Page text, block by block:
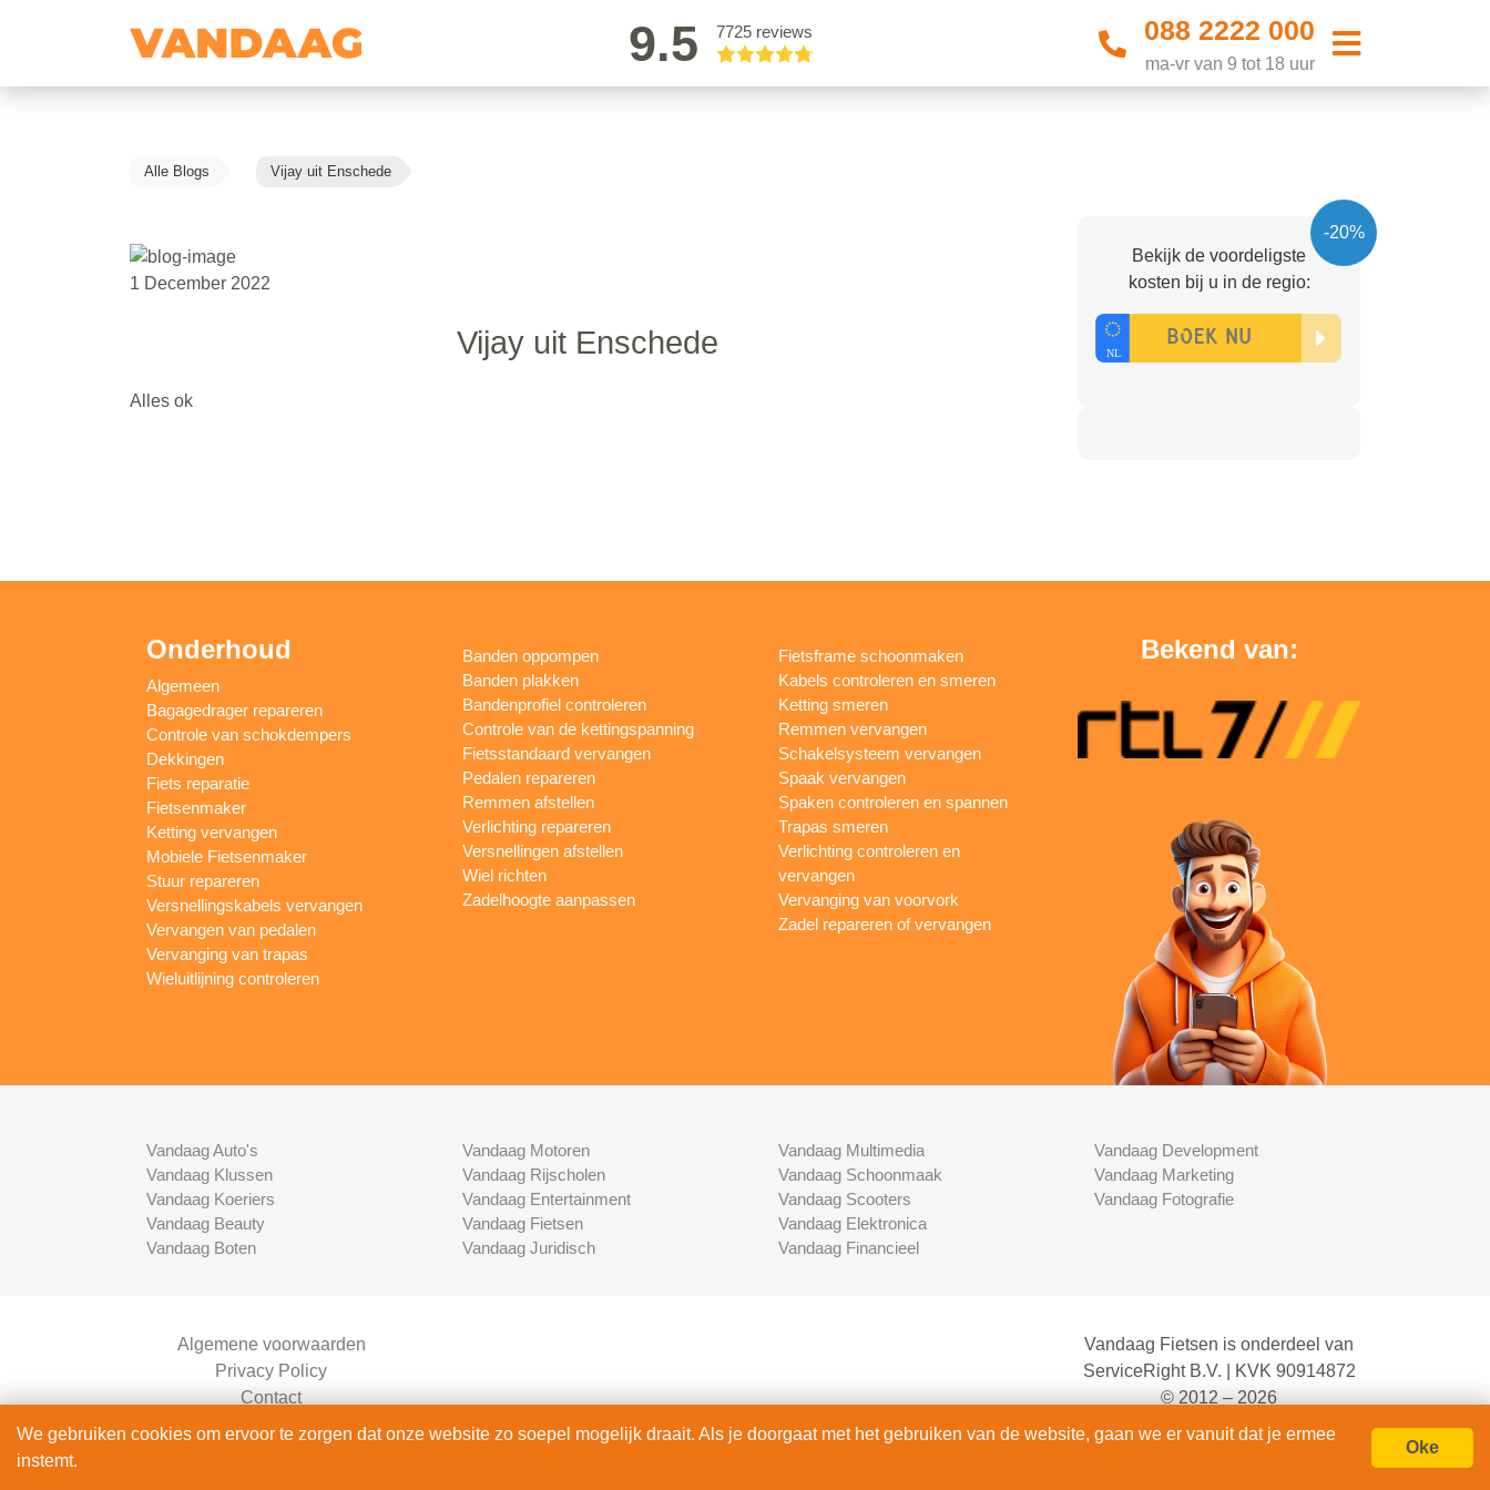
9.5 7725 reviews 088 2222 000
ma-vr van 9 tot 18 uur
Alle Blogs Vijay uit Enschede
1 December 2022
Vijay uit Enschede
Alles ok
-20%
Bekijk de voordeligste
kosten bij u in de regio:
Onderhoud
Algemeen
Bagagedrager repareren
Controle van schokdempers
Dekkingen
Fiets reparatie
Fietsenmaker
Ketting vervangen
Mobiele Fietsenmaker
Stuur repareren
Versnellingskabels vervangen
Vervangen van pedalen
Vervanging van trapas
Wieluitlijning controleren
Banden oppompen
Banden plakken
Bandenprofiel controleren
Controle van de kettingspanning
Fietsstandaard vervangen
Pedalen repareren
Remmen afstellen
Verlichting repareren
Versnellingen afstellen
Wiel richten
Zadelhoogte aanpassen
Fietsframe schoonmaken
Kabels controleren en smeren
Ketting smeren
Remmen vervangen
Schakelsysteem vervangen
Spaak vervangen
Spaken controleren en spannen
Trapas smeren
Verlichting controleren en
vervangen
Vervanging van voorvork
Zadel repareren of vervangen
Bekend van:
Vandaag Auto's
Vandaag Klussen
Vandaag Koeriers
Vandaag Beauty
Vandaag Boten
Vandaag Motoren
Vandaag Rijscholen
Vandaag Entertainment
Vandaag Fietsen
Vandaag Juridisch
Vandaag Multimedia
Vandaag Schoonmaak
Vandaag Scooters
Vandaag Elektronica
Vandaag Financieel
Vandaag Development
Vandaag Marketing
Vandaag Fotografie
Algemene voorwaarden
Privacy Policy
Contact
Bedrijven Inlog
Vandaag Fietsen is onderdeel van
ServiceRight B.V. | KVK 90914872
© 2012 – 2026
alle rechten voorbehouden.
We gebruiken cookies om ervoor te zorgen dat onze website zo soepel mogelijk draait. Als je doorgaat met het gebruiken van de website, gaan we er vanuit dat je ermee
instemt.
Oke